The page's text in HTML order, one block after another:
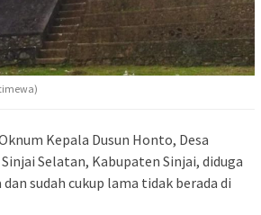
Kepala Dusun Honto, Desa
Selatan, Kabupaten Sinjai, diduga
sudah cukup lama tidak berada di